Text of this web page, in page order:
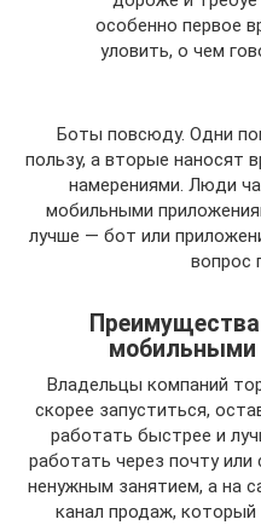
особенно первое
уловить, о чем
Боты повсюду. Одни
пользу, а вторые наносят
намерениями. Люди
мобильными
лучше — бот или
вопрос
мобильными
Владельцы компаний
скорее запуститься,
работать быстрее и
работать через почту
ненужным занятием, а на
канал продаж,